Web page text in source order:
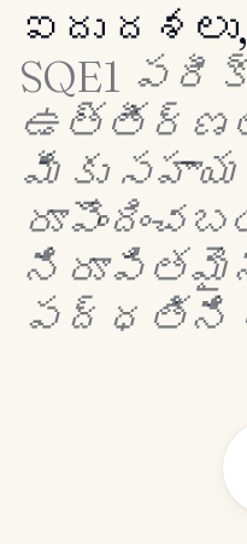
ఐదు దశలు,
SQE1
ఉత్తీర్ణత
మీకు
పద్ధతిని